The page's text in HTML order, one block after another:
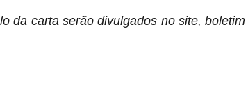
da carta serão divulgados no site,